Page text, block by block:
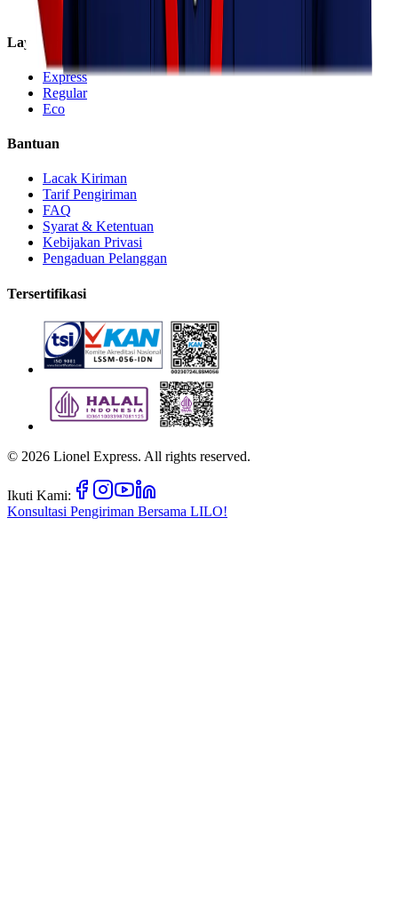
Informasi
Layanan
Express
Regular
Eco
Bantuan
Lacak Kiriman
Tarif Pengiriman
FAQ
Syarat & Ketentuan
Kebijakan Privasi
Pengaduan Pelanggan
Tersertifikasi
© 2026 Lionel Express. All rights reserved.
Ikuti Kami:
Konsultasi Pengiriman Bersama LILO!